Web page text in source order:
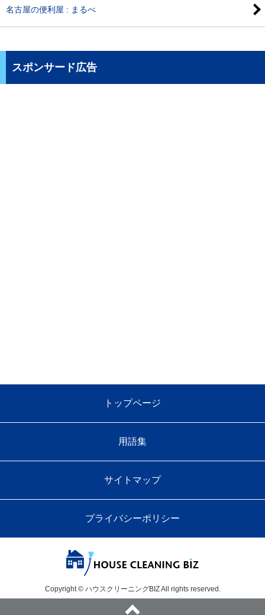
名古屋の便利屋 : まるべ
スポンサード広告
トップページ
用語集
サイトマップ
プライバシーポリシー
Copyright © ハウスクリーニングBIZ All rights reserved.